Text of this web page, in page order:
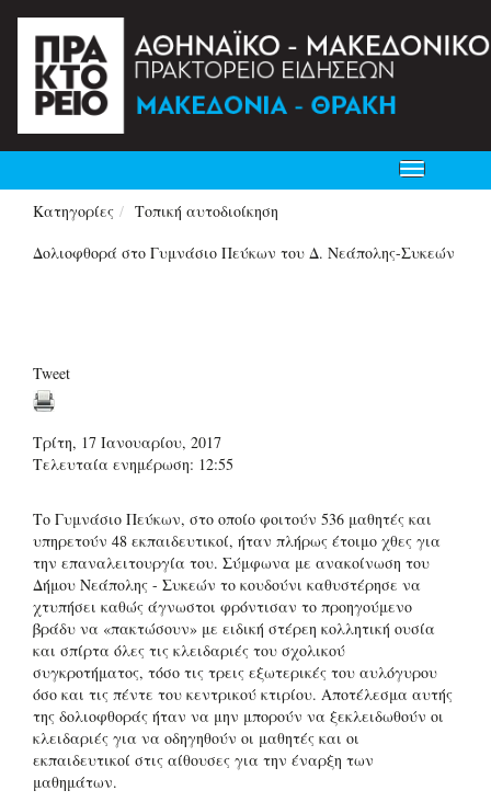
Toggle
navigation
Κατηγορίες
Τοπική αυτοδιοίκηση
Δολιοφθορά στο Γυμνάσιο Πεύκων του Δ. Νεάπολης-Συκεών
Tweet
Τρίτη, 17 Ιανουαρίου, 2017
Τελευταία ενημέρωση: 12:55
Το Γυμνάσιο Πεύκων, στο οποίο φοιτούν 536 μαθητές και
υπηρετούν 48 εκπαιδευτικοί, ήταν πλήρως έτοιμο χθες για
την επαναλειτουργία του. Σύμφωνα με ανακοίνωση του
Δήμου Νεάπολης - Συκεών το κουδούνι καθυστέρησε να
χτυπήσει καθώς άγνωστοι φρόντισαν το προηγούμενο
βράδυ να «πακτώσουν» με ειδική στέρεη κολλητική ουσία
και σπίρτα όλες τις κλειδαριές του σχολικού
συγκροτήματος, τόσο τις τρεις εξωτερικές του αυλόγυρου
όσο και τις πέντε του κεντρικού κτιρίου. Αποτέλεσμα αυτής
της δολιοφθοράς ήταν να μην μπορούν να ξεκλειδωθούν οι
κλειδαριές για να οδηγηθούν οι μαθητές και οι
εκπαιδευτικοί στις αίθουσες για την έναρξη των
μαθημάτων.